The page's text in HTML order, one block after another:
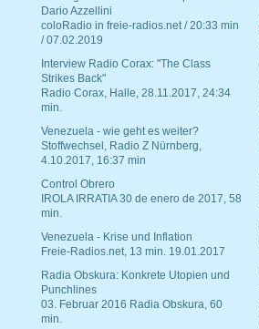
Dario Azzellini
coloRadio in freie-radios.net / 20:33 min
/ 07.02.2019
Interview Radio Corax: "The Class
Strikes Back"
Radio Corax, Halle, 28.11.2017, 24:34
min.
Venezuela - wie geht es weiter?
Stoffwechsel, Radio Z Nürnberg,
4.10.2017, 16:37 min
Control Obrero
IROLA IRRATIA 30 de enero de 2017, 58
min.
Venezuela - Krise und Inflation
Freie-Radios.net, 13 min. 19.01.2017
Radia Obskura: Konkrete Utopien und
Punchlines
03. Februar 2016 Radia Obskura, 60
min.